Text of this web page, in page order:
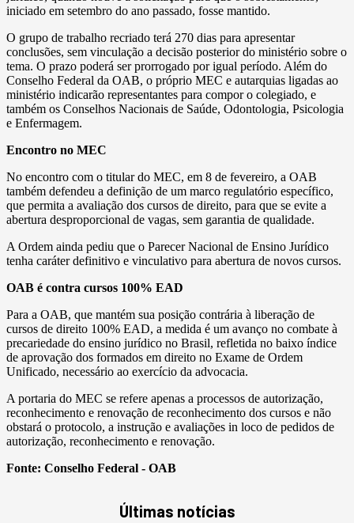
iniciado em setembro do ano passado, fosse mantido.
O grupo de trabalho recriado terá 270 dias para apresentar
conclusões, sem vinculação a decisão posterior do ministério sobre o
tema. O prazo poderá ser prorrogado por igual período. Além do
Conselho Federal da OAB, o próprio MEC e autarquias ligadas ao
ministério indicarão representantes para compor o colegiado, e
também os Conselhos Nacionais de Saúde, Odontologia, Psicologia
e Enfermagem.
Encontro no MEC
No encontro com o titular do MEC, em 8 de fevereiro, a OAB
também defendeu a definição de um marco regulatório específico,
que permita a avaliação dos cursos de direito, para que se evite a
abertura desproporcional de vagas, sem garantia de qualidade.
A Ordem ainda pediu que o Parecer Nacional de Ensino Jurídico
tenha caráter definitivo e vinculativo para abertura de novos cursos.
OAB é contra cursos 100% EAD
Para a OAB, que mantém sua posição contrária à liberação de
cursos de direito 100% EAD, a medida é um avanço no combate à
precariedade do ensino jurídico no Brasil, refletida no baixo índice
de aprovação dos formados em direito no Exame de Ordem
Unificado, necessário ao exercício da advocacia.
A portaria do MEC se refere apenas a processos de autorização,
reconhecimento e renovação de reconhecimento dos cursos e não
obstará o protocolo, a instrução e avaliações in loco de pedidos de
autorização, reconhecimento e renovação.
Fonte: Conselho Federal - OAB
Últimas notícias